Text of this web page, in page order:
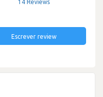
14 Reviews
Escrever review